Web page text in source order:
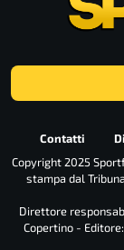
Contatti
Copyright 2025
stampa dal
Direttore
Copertino -